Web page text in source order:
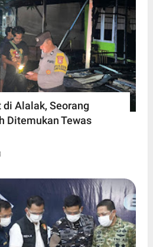
Alalak, Seorang
Ditemukan Tewas